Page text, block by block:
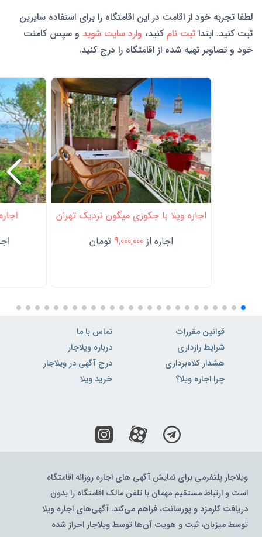
لطفا تجربه خود از اقامت در این اقامتگاه را برای استفاده سایرین
ثبت کنید. ابتدا ثبت نام کنید، وارد سایت شوید و سپس کامنت
خود و تصاویر تهیه شده از اقامتگاه را درج کنید.
اجاره ویلا با جکوزی میگون نزدیک تهران
اجاره از 9,000,000 تومان
قوانین مقررات
شرایط رازداری
هشدار کلاه‌برداری
چرا اجاره ویلا؟
تماس با ما
درباره ویلاجار
درج آگهی در ویلاجار
خرید ویلا
ویلاجار پلتفرمی برای نمایش آگهی های اجاره روزانه اقامتگاه
است و ارتباط مستقیم مهمان با تلفن مالک اقامتگاه را بدون
دریافت کارمزد و پورسانت، فراهم می‌کند. آگهی‌های اجاره ویلا
توسط میزبان، ثبت و هویت آن‌ها توسط ویلاجار احراز شده